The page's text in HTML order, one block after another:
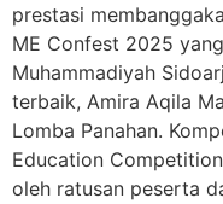
prestasi
ME Confest 2025
Muhammadiyah
terbaik, Amira Aqila
Lomba Panahan.
Education
oleh ratusan peserta